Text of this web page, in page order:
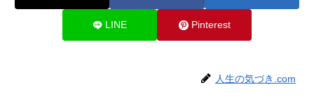
LINE Pinterest
人生の気づき.com